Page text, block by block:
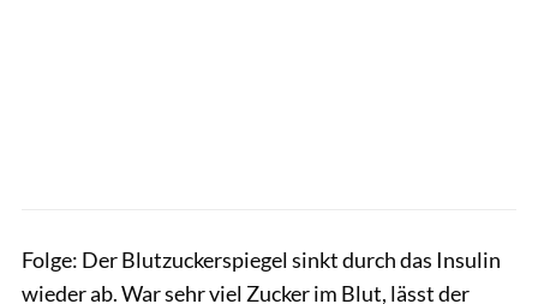
Folge: Der Blutzuckerspiegel sinkt durch das Insulin
wieder ab. War sehr viel Zucker im Blut, lässt der